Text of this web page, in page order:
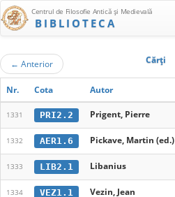
Centrul de Filosofie Antică şi Medievală
BIBLIOTECA
← Anterior Cărţi
Nr. Cota Autor
1331 PRI2.2 Prigent, Pierre
1332 AER1.6 Pickave, Martin (ed.)
1333 LIB2.1 Libanius
1334 VEZ1.1 Vezin, Jean